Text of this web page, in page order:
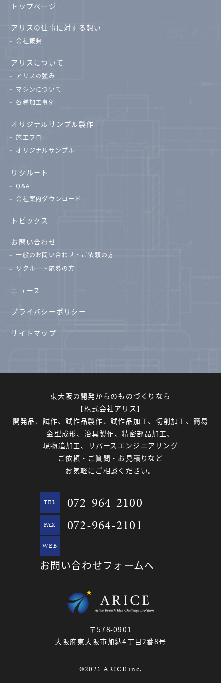
トップページ
アリスの仕事に対する想い
会社概要
アリスについて
アリスの強み
マシンについて
各種加工事例
オリジナルサンプル製作
施工フロー
オリジナルサンプル
リクルート
Q&A
会社案内ダウンロード
トピックス
お問い合わせ
一般のお問い合わせ・ご依頼の方
リクルート応募の方
ニュース
プライバシーポリシー
サイトマップ
東大阪の開発からのものづくりなら
【株式会社アリス】
開発品、試作、試作品製作、試作品加工、切削加工、簡易
金型成形、治具製作、精密部品加工、
現物追加工、リバースエンジニアリング
ご依頼・ご質問・お見積りなど
お気軽にご相談ください。
TEL 072-964-2100
FAX 072-964-2101
WEB
お問い合わせフォームへ
〒578-0901
大阪府東大阪市加納4丁目2番8号
©2021 ARICE inc.